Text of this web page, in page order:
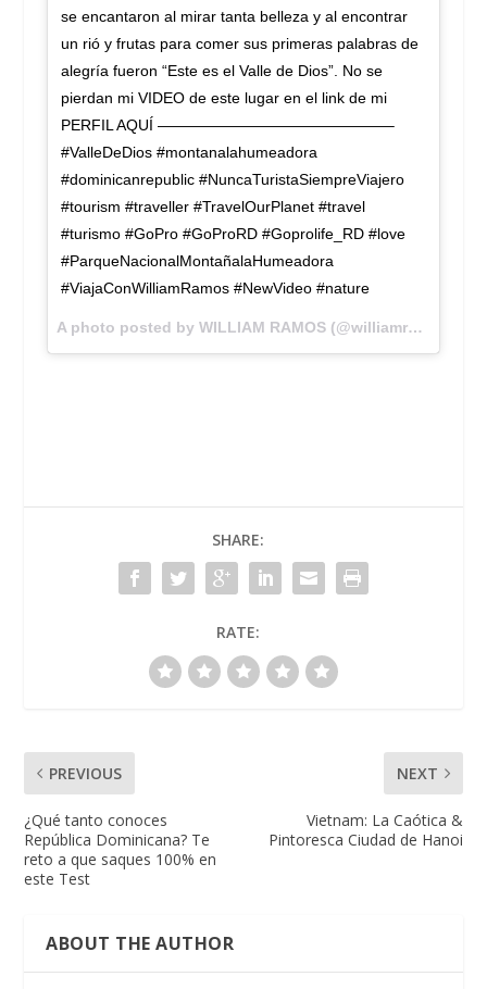
se encantaron al mirar tanta belleza y al encontrar
un rió y frutas para comer sus primeras palabras de
alegría fueron “Este es el Valle de Dios”. No se
pierdan mi VIDEO de este lugar en el link de mi
PERFIL AQUÍ ———————————————–
#ValleDeDios #montanalahumeadora
#dominicanrepublic #NuncaTuristaSiempreViajero
#tourism #traveller #TravelOurPlanet #travel
#turismo #GoPro #GoProRD #Goprolife_RD #love
#ParqueNacionalMontañalaHumeadora
#ViajaConWilliamRamos #NewVideo #nature
A photo posted by WILLIAM RAMOS (@williamramostv) on
SHARE:
RATE:
PREVIOUS
¿Qué tanto conoces
República Dominicana? Te
reto a que saques 100% en
este Test
NEXT
Vietnam: La Caótica &
Pintoresca Ciudad de Hanoi
ABOUT THE AUTHOR